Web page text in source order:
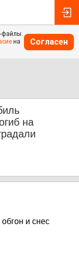
файлы.
на
Согласен
на
и снес